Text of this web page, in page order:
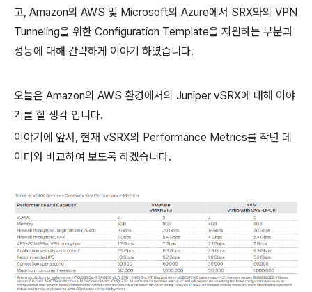
고, Amazon의 AWS 및 Microsoft의 Azure에서 SRX와의 VPN
Tunneling을 위한 Configuration Template을 지원하는 부분과
성능에 대해 간략하게 이야기 하였습니다.
오늘은 Amazon의 AWS 환경에서의 Juniper vSRX에 대해 이야
기를 할 생각 입니다.
이야기에 앞서, 현재 vSRX의 Performance Metrics를 작년 데
이터와 비교하여 보도록 하겠습니다.